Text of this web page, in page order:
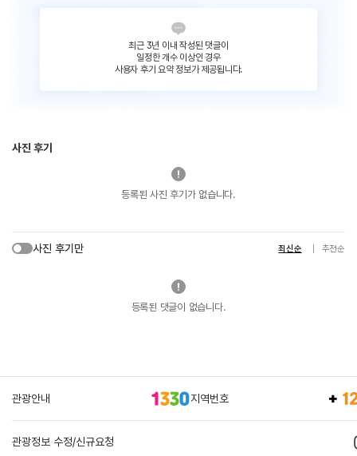
최근 3년 이내 작성된 댓글이
일정한 개수 이상인 경우
사용자 후기 요약 정보가 제공됩니다.
사진 후기
등록된 사진 후기가 없습니다.
사진 후기만 최신순 추천순
등록된 댓글이 없습니다.
관광안내 지역번호
관광정보 수정/신규요청